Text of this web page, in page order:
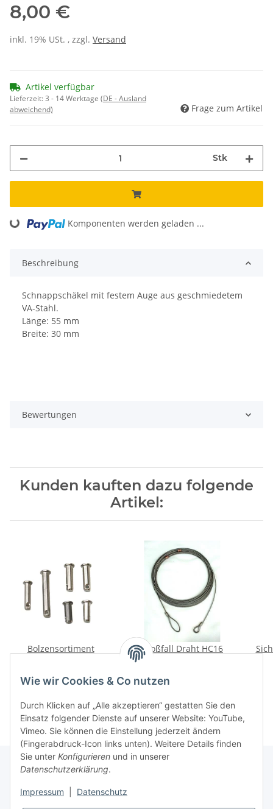
8,00 €
inkl. 19% USt. , zzgl. Versand
Artikel verfügbar
Lieferzeit:3 - 14 Werktage (DE - Ausland
abweichend)
Frage zum Artikel
Stk
Loading... Komponenten werden geladen ...
Beschreibung
Schnappschäkel mit festem Auge aus geschmiedetem
VA-Stahl.
Länge: 55 mm
Breite: 30 mm
Bewertungen
Kunden kauften dazu folgende
Artikel:
Bolzensortiment
Großfall Draht HC16
Informationen
Wie wir Cookies & Co nutzen
Durch Klicken auf „Alle akzeptieren“ gestatten Sie den
Einsatz folgender Dienste auf unserer Website: YouTube,
Vimeo. Sie können die Einstellung jederzeit ändern
(Fingerabdruck-Icon links unten). Weitere Details finden
Sie unter Konfigurieren und in unserer
Datenschutzerklärung.
Impressum Datenschutz